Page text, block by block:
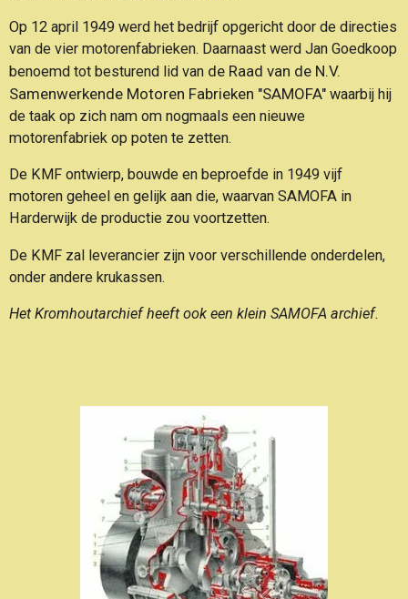
Op 12 april 1949 werd het bedrijf opgericht door de directies
van de vier motorenfabrieken. Daarnaast werd Jan Goedkoop
benoemd tot besturend lid van de Raad van de N.V.
Samenwerkende Motoren Fabrieken "SAMOFA" waarbij hij
de taak op zich nam om nogmaals een nieuwe
motorenfabriek op poten te zetten.
De KMF ontwierp, bouwde en beproefde in 1949 vijf
motoren geheel en gelijk aan die, waarvan SAMOFA in
Harderwijk de productie zou voortzetten.
De KMF zal leverancier zijn voor verschillende onderdelen,
onder andere krukassen.
Het Kromhoutarchief heeft ook een klein SAMOFA archief.